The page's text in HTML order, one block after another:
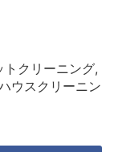
クリーニング,
ウスクリーニン